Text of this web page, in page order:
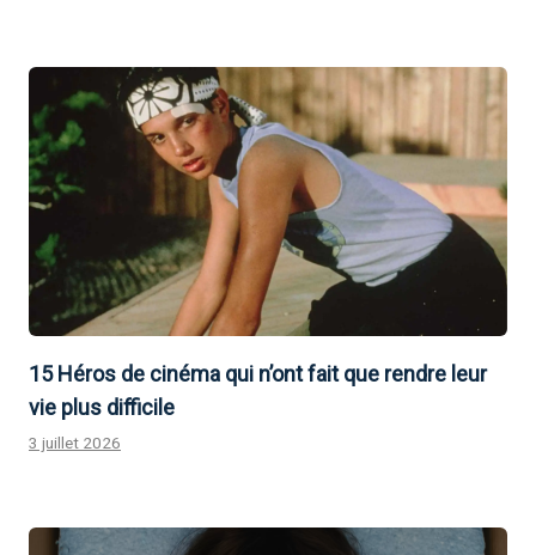
15 Héros de cinéma qui n’ont fait que rendre leur
vie plus difficile
3 juillet 2026